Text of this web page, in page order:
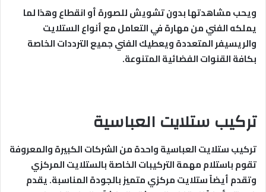
ويحب مشاهدتها بدون تشويش للصورة أو انقطاع وهذا لما
يملكه الفني من مهارة في التعامل مع أنواع الستلايت
والريسيفر المتعددة ويعطيك الفني جميع الترددات الخاصة
بكافة القنوات الفضائية المتنوعة.
تركيب ستلايت العباسية
تركيب ستلايت العباسية واحدة من الشركات الكبيرة والمعروفة
تقوم باستلام مهمة التركيبات الخاصة بالستلايت المركزي
وتقدم أيضاً ستلايت مركزي متميز بالجودة المناسبة.يقدم